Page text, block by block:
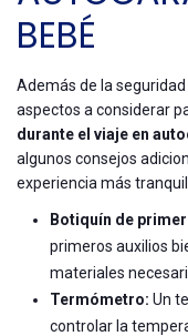
BEBÉ
Además de la
aspectos a considerar
durante el viaje en
algunos consejos
experiencia más
Botiquín de
primeros auxilios
materiales
Termómetro: Un
controlar la